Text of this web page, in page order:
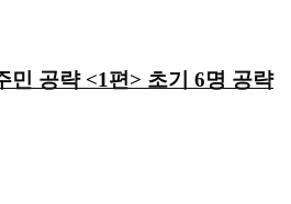
민 공략 <1편> 초기 6명 공략